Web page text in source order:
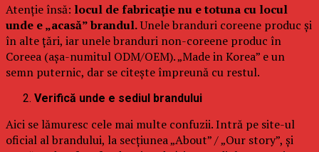
Atenție însă: locul de fabricație nu e totuna cu locul
unde e „acasă” brandul.Unele branduri coreene produc și
în alte țări, iar unele branduri non-coreene produc în
Coreea (așa-numitul ODM/OEM). „Made in Korea” e un
semn puternic, dar se citește împreună cu restul.
Verifică unde e sediul brandului
Aici se lămuresc cele mai multe confuzii. Intră pe site-ul
oficial al brandului, la secțiunea „About” / „Our story”, și